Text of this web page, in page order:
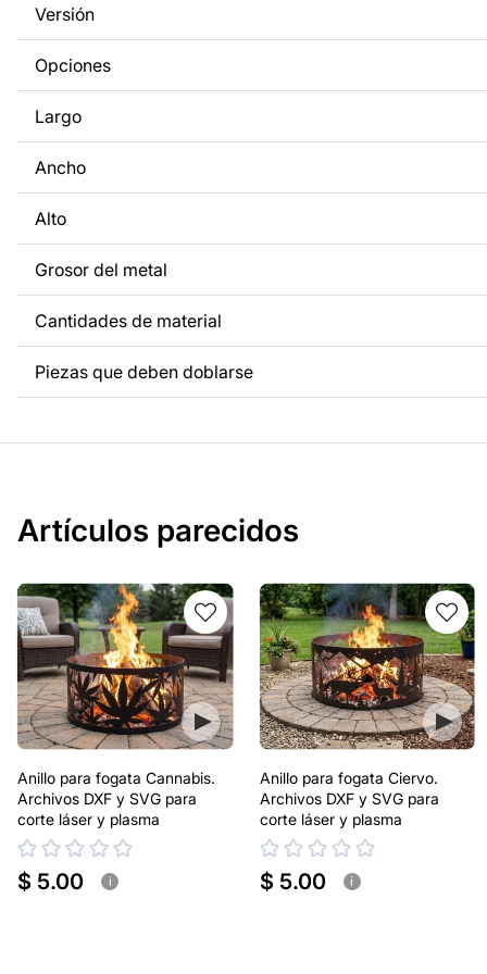
a tus necesidades. Si necesitas un diseño personalizado
metal, ponte en contacto con nosotros.
Si tienes alguna pregunta o necesitas ayuda, ponte en
cualquier momento: estamos siempre listos para ayudarte.
Versión
Opciones
Largo
Ancho
Alto
Grosor del metal
Cantidades de material
Piezas que deben doblarse
Artículos parecidos
Anillo para fogata Cannabis.
Archivos DXF y SVG para
corte láser y plasma
$ 5.00 i
Anillo para fogata Ciervo.
Archivos DXF y SVG para
corte láser y plasma
$ 5.00 i